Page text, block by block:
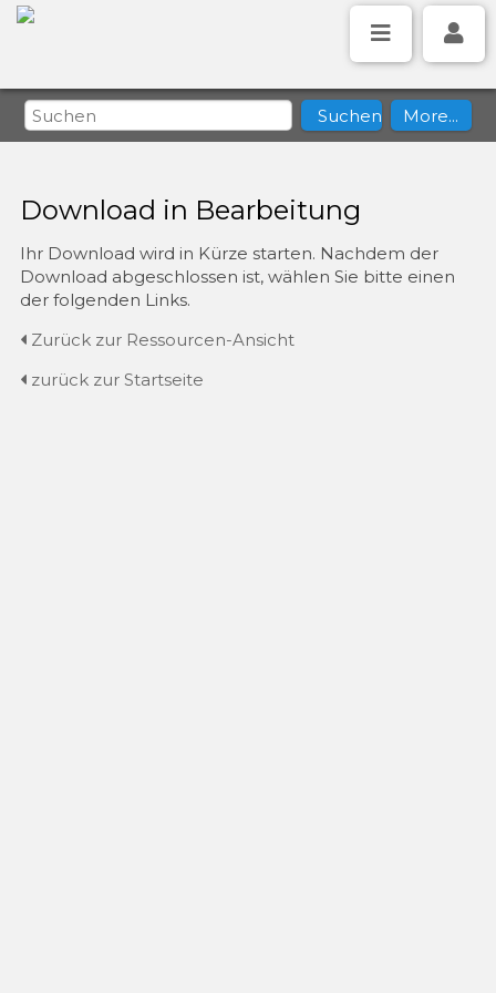
Download in Bearbeitung
Ihr Download wird in Kürze starten. Nachdem der
Download abgeschlossen ist, wählen Sie bitte einen
der folgenden Links.
Zurück zur Ressourcen-Ansicht
zurück zur Startseite